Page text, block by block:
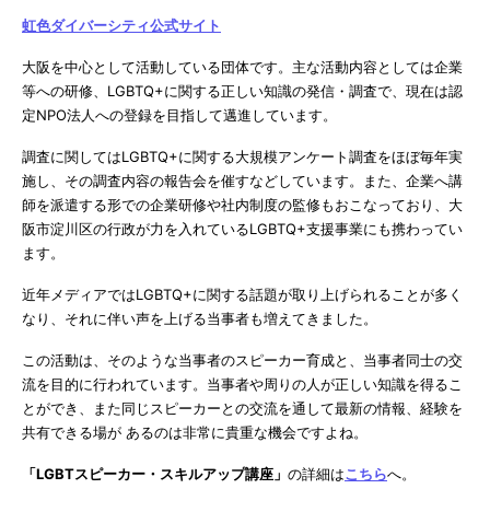
虹色ダイバーシティ公式サイト
大阪を中心として活動している団体です。主な活動内容としては企業
等への研修、LGBTQ+に関する正しい知識の発信・調査で、現在は認
定NPO法人への登録を目指して邁進しています。
調査に関してはLGBTQ+に関する大規模アンケート調査をほぼ毎年実
施し、その調査内容の報告会を催すなどしています。また、企業へ講
師を派遣する形での企業研修や社内制度の監修もおこなっており、大
阪市淀川区の行政が力を入れているLGBTQ+支援事業にも携わってい
ます。
近年メディアではLGBTQ+に関する話題が取り上げられることが多く
なり、それに伴い声を上げる当事者も増えてきました。
この活動は、そのような当事者のスピーカー育成と、当事者同士の交
流を目的に行われています。当事者や周りの人が正しい知識を得るこ
とができ、また同じスピーカーとの交流を通して最新の情報、経験を
共有できる場が あるのは非常に貴重な機会ですよね。
「LGBTスピーカー・スキルアップ講座」 の詳細はこちらへ。